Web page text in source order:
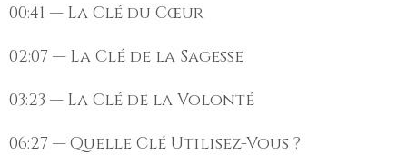
00:41 — La Clé du Cœur
02:07 — La Clé de la Sagesse
03:23 — La Clé de la Volonté
06:27 — Quelle Clé Utilisez-Vous ?